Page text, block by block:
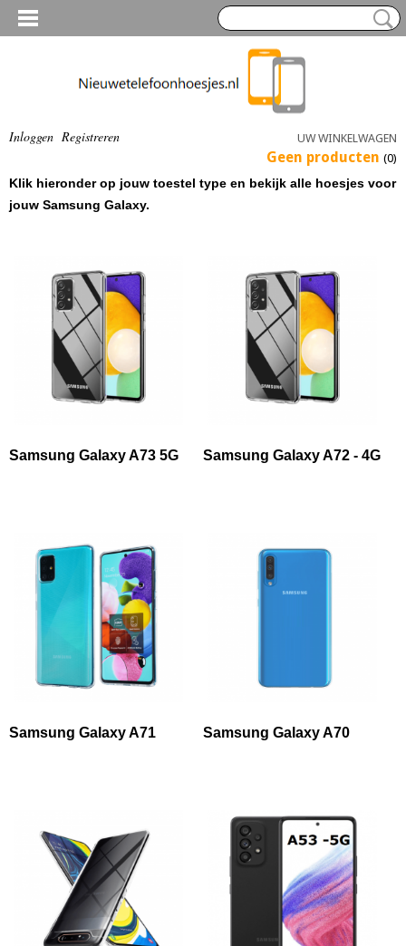
Inloggen Registreren UW WINKELWAGEN
Geen producten (0)
Klik hieronder op jouw toestel type en bekijk alle hoesjes voor
jouw Samsung Galaxy.
Samsung Galaxy A73 5G Samsung Galaxy A72 - 4G
Samsung Galaxy A71 Samsung Galaxy A70